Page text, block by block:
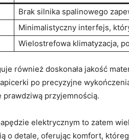
Brak silnika spalinowego
Minimalistyczny interfejs,
Wielostrefowa klimatyzacja,
również⁤ doskonała jakość
po precyzyjne
prawdziwą przyjemnością.
elektrycznym⁣ to zatem
o detale, oferując komfort,